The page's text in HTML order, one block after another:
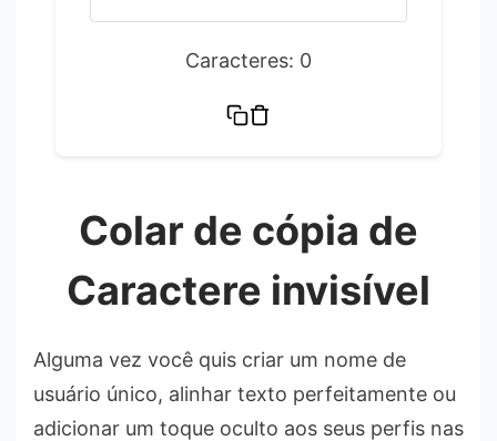
Caracteres: 0
Colar de cópia de
Caractere invisível
Alguma vez você quis criar um nome de
usuário único, alinhar texto perfeitamente ou
adicionar um toque oculto aos seus perfis nas